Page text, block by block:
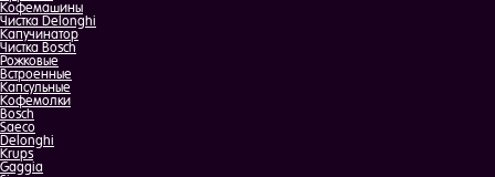
Кофемашины
Чистка Delonghi
Капучинатор
Чистка Bosch
Рожковые
Встроенные
Капсульные
Кофемолки
Bosch
Saeco
Delonghi
Krups
Gaggia